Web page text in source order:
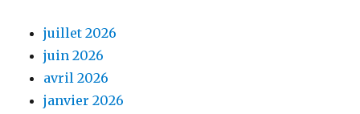
juillet 2026
juin 2026
avril 2026
janvier 2026